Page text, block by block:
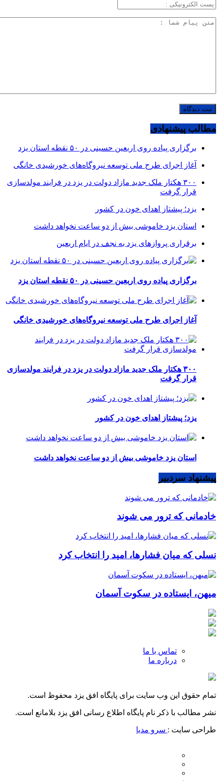
مطالب پیشنهادی
برگزاری پیاده روی اربعین حسینی در ۵۰ نقطه استان یزد
آغاز اجرای طرح ملی توسعه نیروگاه‌های خورشیدی خانگی
۳۰۰ هکتار ملک جدید مازاد دولت در یزد در فرایند مولدسازی
قرار گرفت
یزد؛ پیشتاز اهدای خون در کشور
استان یزد خاموشی بیش از دو ساعت نخواهد داشت
برقراری پرواز‌های یزد به نجف در ایام اربعین
برگزاری پیاده روی اربعین حسینی در ۵۰ نقطه استان یزد
آغاز اجرای طرح ملی توسعه نیروگاه‌های خورشیدی خانگی
۳۰۰ هکتار ملک جدید مازاد دولت در یزد در فرایند مولدسازی
قرار گرفت
یزد؛ پیشتاز اهدای خون در کشور
استان یزد خاموشی بیش از دو ساعت نخواهد داشت
پیشنهاد سردبیر
خادمانی که ترور می شوند
نسلی که میان فشارها، امید را انتخاب کرد
میهن، ایستاده در سکوت آسمان
تماس با ما
درباره ما
تمام حقوق این وب سایت برای پایگاه افق یزد محفوظ است.
نشر مطالب با ذکر نام پایگاه اطلاع رسانی افق یزد بلامانع است.
طراحی سایت : سرو مدیا